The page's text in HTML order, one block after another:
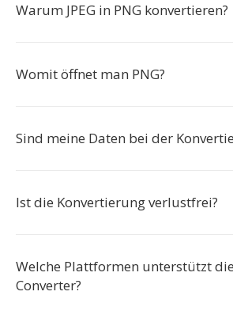
Warum JPEG in PNG konvertieren?
Womit öffnet man PNG?
Sind meine Daten bei der
Ist die Konvertierung verlustfrei?
Welche Plattformen unterstützt
Converter?